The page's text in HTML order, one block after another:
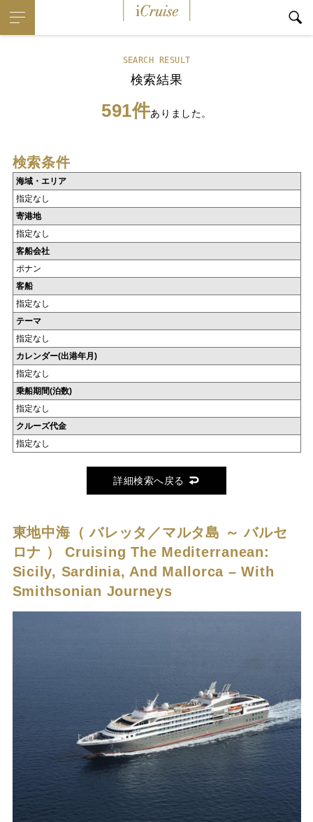
SEARCH RESULT
検索結果
591件ありました。
検索条件
海域・エリア
指定なし
寄港地
指定なし
客船会社
ポナン
客船
指定なし
テーマ
指定なし
カレンダー(出港年月)
指定なし
乗船期間(泊数)
指定なし
クルーズ代金
指定なし
詳細検索へ戻る
東地中海（ バレッタ／マルタ島 ～ バルセ
ロナ ）Cruising The Mediterranean:
Sicily, Sardinia, And Mallorca – With
Smithsonian Journeys